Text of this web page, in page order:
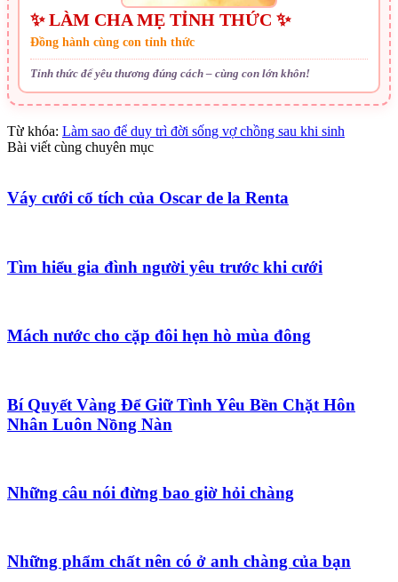
✨ LÀM CHA MẸ TỈNH THỨC ✨
Đồng hành cùng con tỉnh thức
Tỉnh thức để yêu thương đúng cách – cùng con lớn khôn!
Từ khóa: Làm sao để duy trì đời sống vợ chồng sau khi sinh
Bài viết cùng chuyên mục
Váy cưới cổ tích của Oscar de la Renta
Tìm hiểu gia đình người yêu trước khi cưới
Mách nước cho cặp đôi hẹn hò mùa đông
Bí Quyết Vàng Để Giữ Tình Yêu Bền Chặt Hôn
Nhân Luôn Nồng Nàn
Những câu nói đừng bao giờ hỏi chàng
Những phẩm chất nên có ở anh chàng của bạn